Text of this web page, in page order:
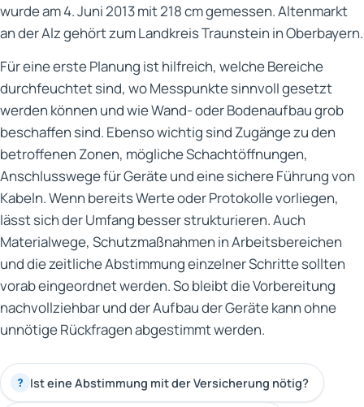
wurde am 4. Juni 2013 mit 218 cm gemessen. Altenmarkt
an der Alz gehört zum Landkreis Traunstein in Oberbayern.
Für eine erste Planung ist hilfreich, welche Bereiche
durchfeuchtet sind, wo Messpunkte sinnvoll gesetzt
werden können und wie Wand- oder Bodenaufbau grob
beschaffen sind. Ebenso wichtig sind Zugänge zu den
betroffenen Zonen, mögliche Schachtöffnungen,
Anschlusswege für Geräte und eine sichere Führung von
Kabeln. Wenn bereits Werte oder Protokolle vorliegen,
lässt sich der Umfang besser strukturieren. Auch
Materialwege, Schutzmaßnahmen in Arbeitsbereichen
und die zeitliche Abstimmung einzelner Schritte sollten
vorab eingeordnet werden. So bleibt die Vorbereitung
nachvollziehbar und der Aufbau der Geräte kann ohne
unnötige Rückfragen abgestimmt werden.
? Ist eine Abstimmung mit der Versicherung nötig?